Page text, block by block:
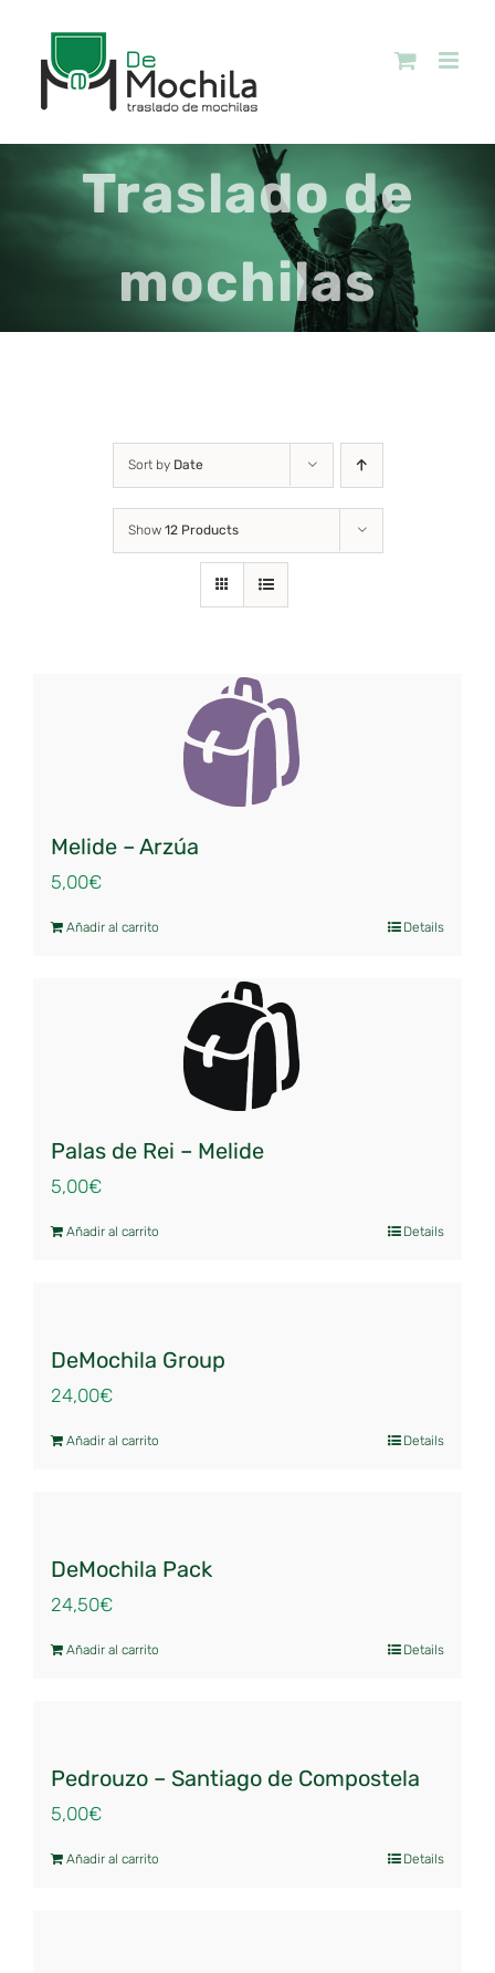
content
Traslado de
mochilas
Sort by Date
Show 12 Products
Melide – Arzúa
5,00€
Añadir al carrito Details
Palas de Rei – Melide
5,00€
Añadir al carrito Details
DeMochila Group
24,00€
Añadir al carrito Details
DeMochila Pack
24,50€
Añadir al carrito Details
Pedrouzo – Santiago de Compostela
5,00€
Añadir al carrito Details